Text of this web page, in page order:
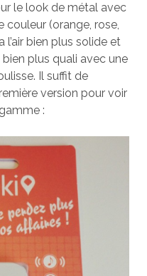
le look de métal avec
couleur (orange, rose,
l’air bien plus solide et
plus quali avec une
Il suffit de
version pour voir
: